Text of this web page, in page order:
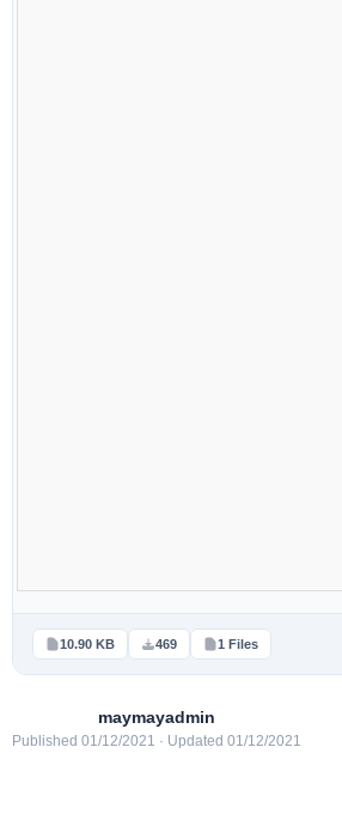
10.90 KB 469 1 Files
maymayadmin
Published 01/12/2021 · Updated 01/12/2021